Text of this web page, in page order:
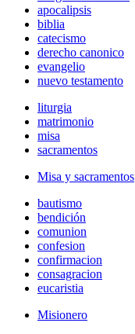
apocalipsis
biblia
catecismo
derecho canonico
evangelio
nuevo testamento
liturgia
matrimonio
misa
sacramentos
Misa y sacramentos
bautismo
bendición
comunion
confesion
confirmacion
consagracion
eucaristia
Misionero